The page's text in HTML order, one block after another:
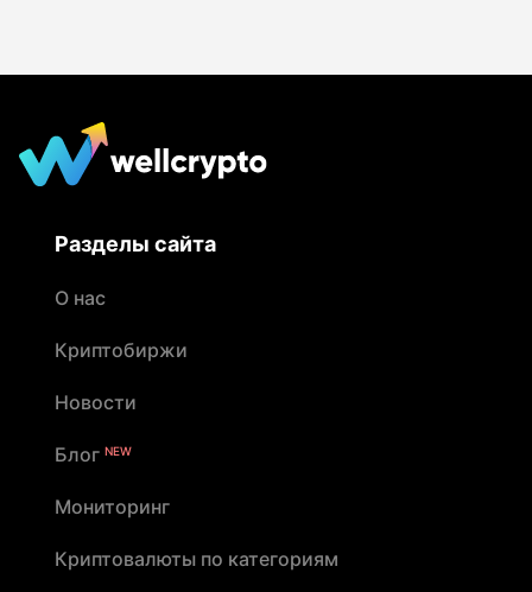
Разделы сайта
О нас
Криптобиржи
Новости
Блог NEW
Мониторинг
Криптовалюты по категориям